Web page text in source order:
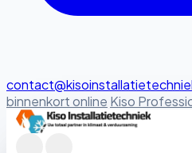
binnenkort online Kiso